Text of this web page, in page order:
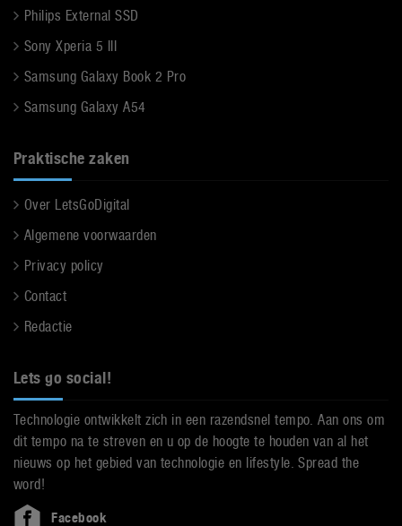
Philips External SSD
Sony Xperia 5 III
Samsung Galaxy Book 2 Pro
Samsung Galaxy A54
Praktische zaken
Over LetsGoDigital
Algemene voorwaarden
Privacy policy
Contact
Redactie
Lets go social!
Technologie ontwikkelt zich in een razendsnel tempo. Aan ons om
dit tempo na te streven en u op de hoogte te houden van al het
nieuws op het gebied van technologie en lifestyle. Spread the
word!
Facebook